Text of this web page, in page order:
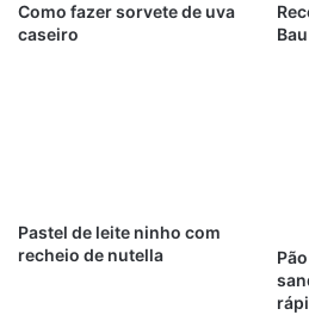
Como fazer sorvete de uva
caseiro
Pastel de leite ninho com
recheio de nutella